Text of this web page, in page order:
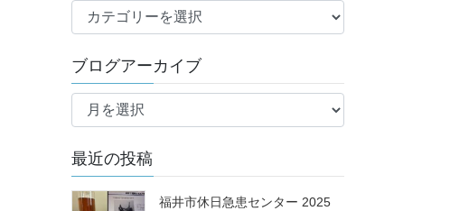
ロ
カ
テ
ー
ブログアーカイブ
ブ
ア
ー
カ
最近の投稿
福井市休日急患センター 2025